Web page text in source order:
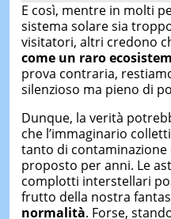
E così, mentre in molti
sistema solare sia
visitatori, altri credono
come un raro
prova contraria,
silenzioso ma pieno di
Dunque, la verità
che l’immaginario
tanto di
proposto per anni. Le
complotti interstellari
frutto della nostra
normalità. Forse,